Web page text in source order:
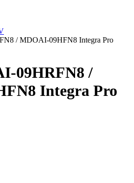
/ MDOAI-09HFN8 Integra Pro
09HRFN8 /
Integra Pro